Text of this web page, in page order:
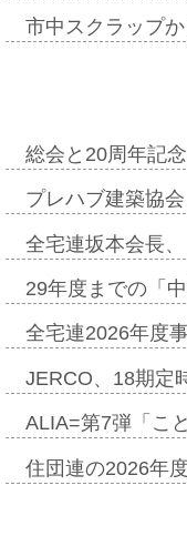
市中スクラップ
総会と20周年記
プレハブ建築協
全宅連坂本会長
29年度までの「
全宅連2026年度
JERCO、18期定
ALIA=第7弾「こ
住団連の2026年